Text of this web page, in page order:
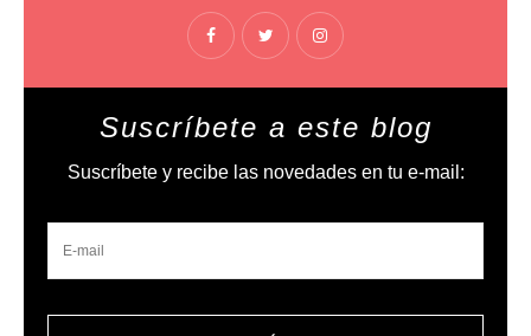
Suscríbete a este blog
Suscríbete y recibe las novedades en tu e-mail: